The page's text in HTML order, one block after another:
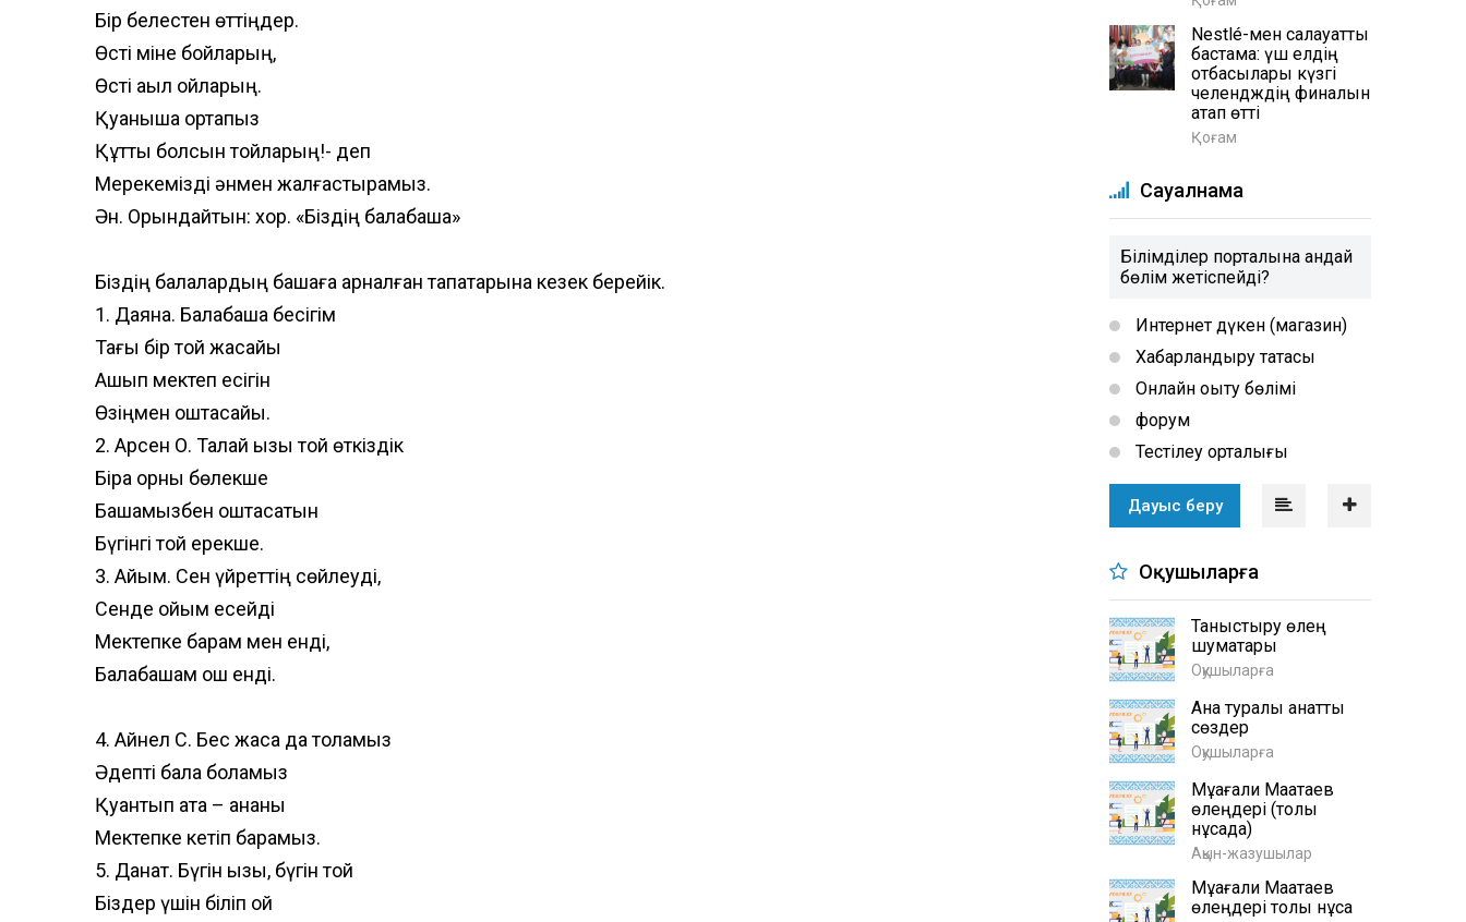
Бір белестен өттіңдер.
Өсті міне бойларың,
Өсті ақыл ойларың.
Қуанышқа ортақпыз
Құтты болсын тойларың!- деп
Мерекемізді әнмен жалғастырамыз.
Ән. Орындайтын: хор. «Біздің балабақша»
Біздің балалардың бақшаға арналған тақпақтарына кезек берейік.
1. Даяна. Балабақша бесігім
Тағы бір той жасайық
Ашып мектеп есігін
Өзіңмен қоштасайық.
2. Арсен О. Талай қызық той өткіздік
Бірақ орны бөлекше
Бақшамызбен қоштасатын
Бүгінгі той ерекше.
3. Айым. Сен үйреттің сөйлеуді,
Сенде ойым есейді
Мектепке барам мен енді,
Балабақшам қош енді.
4. Айнел С. Бес жасқа да толамыз
Әдепті бала боламыз
Қуантып ата – ананы
Мектепке кетіп барамыз.
5. Данат. Бүгін қызық, бүгін той
Біздер үшін біліп қой
Nestlé-мен салауатты
бастама: үш елдің
отбасылары күзгі
челендждің финалын
атап өтті
Қоғам
Сауалнама
Білімділер порталына қандай
бөлім жетіспейді?
Интернет дүкен (магазин)
Хабарландыру тақтасы
Онлайн оқыту бөлімі
форум
Тестілеу орталығы
Дауыс беру
Оқушыларға
Таныстыру өлең
шумақтары
Оқушыларға
Ана туралы қанатты
сөздер
Оқушыларға
Мұқағали Мақатаев
өлеңдері (толық
нұсқада)
Ақын-жазушылар
Мұқағали Мақатаев
өлеңдері толық нұсқа